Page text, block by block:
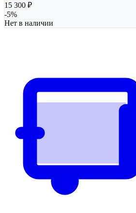
15 300 ₽
-5%
Нет в наличии